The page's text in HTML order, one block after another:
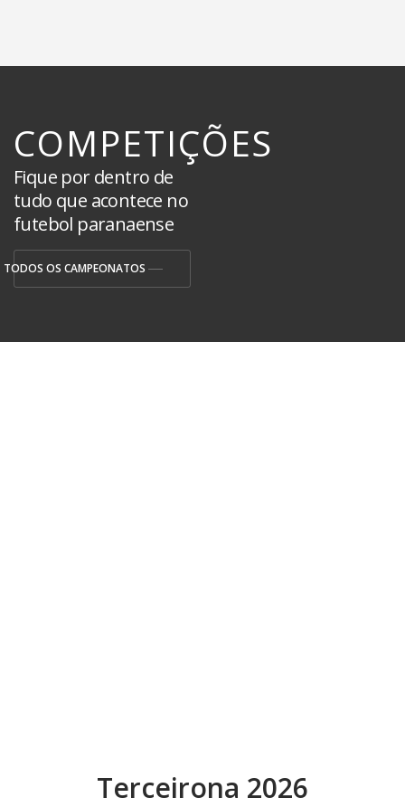
COMPETIÇÕES
Fique por dentro de
tudo que acontece no
futebol paranaense
TODOS OS CAMPEONATOS
Terceirona 2026